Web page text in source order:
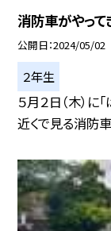
消防車がやって
公開日 2024/05/02
２年生
５月２日（木）に
近くで見る消防